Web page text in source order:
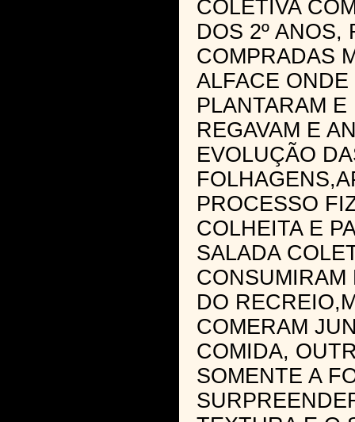
COLETIVA
DOS 2º ANOS,
COMPRADAS
ALFACE
PLANTARAM
REGAVAM E
EVOLUÇÃO
PROCESSO
COLHEITA E
SALADA
CONSUMIRAM
DO
COMERAM
COMIDA,
SOMENTE A